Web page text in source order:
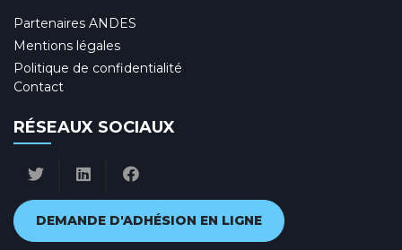
Partenaires ANDES
Mentions légales
Politique de confidentialité
Contact
RÉSEAUX SOCIAUX
DEMANDE D'ADHÉSION EN LIGNE